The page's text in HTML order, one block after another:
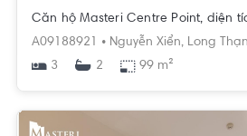
Căn hộ Masteri Centre Point, diện
A09188921 • Nguyễn Xiển, Long
3
2 99 m²